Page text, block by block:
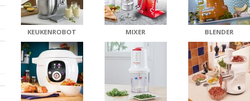
KEUKENROBOT MIXER BLENDER